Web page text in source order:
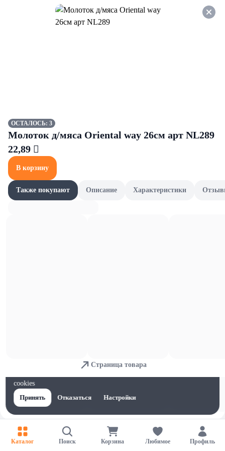
Оформляйте заказ НА
САМОВЫВОЗ и получайте
Каталог Поиск Корзина Любимое Профиль
cookies
Принять
Отказаться Настройки
ОСТАЛОСЬ: 3
Молоток д/мяса Oriental way 26см арт NL289
22,89 
В корзину
Также покупают Описание Характеристики
Страница товара